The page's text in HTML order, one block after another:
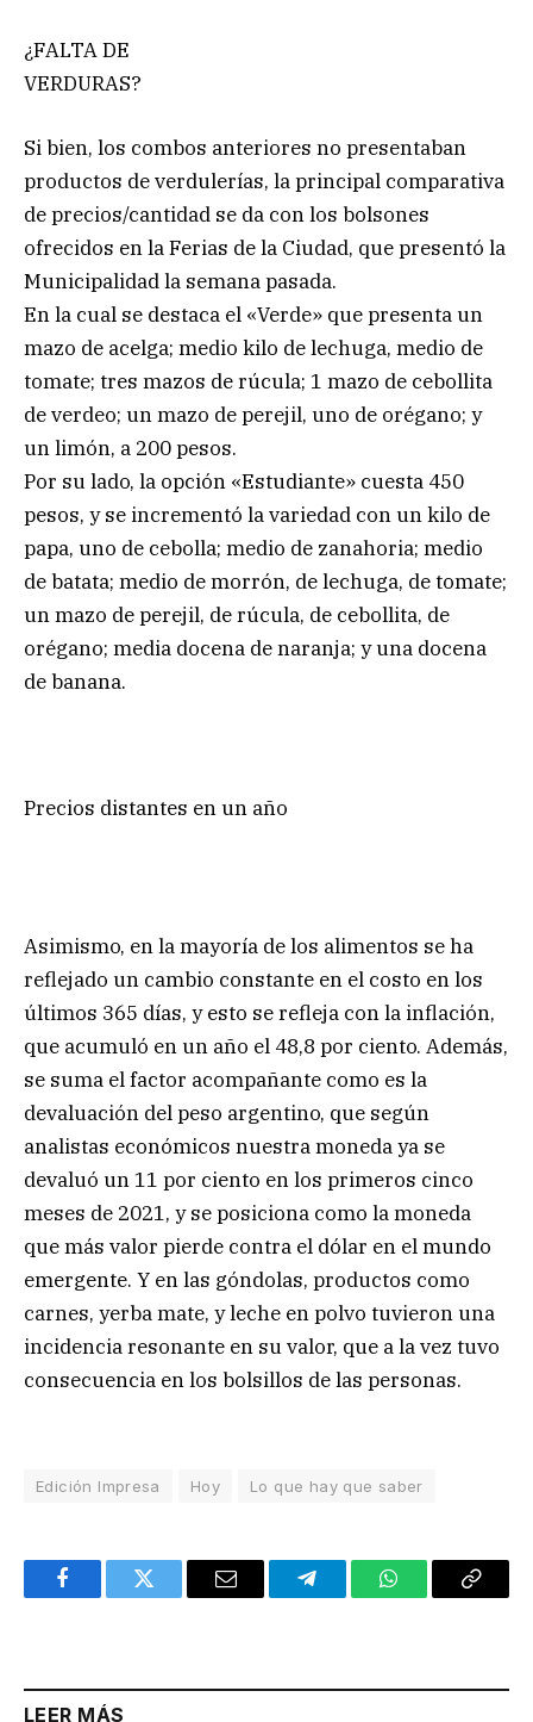
¿FALTA DE
VERDURAS?
Si bien, los combos anteriores no presentaban
productos de verdulerías, la principal comparativa
de precios/cantidad se da con los bolsones
ofrecidos en la Ferias de la Ciudad, que presentó la
Municipalidad la semana pasada.
En la cual se destaca el «Verde» que presenta un
mazo de acelga; medio kilo de lechuga, medio de
tomate; tres mazos de rúcula; 1 mazo de cebollita
de verdeo; un mazo de perejil, uno de orégano; y
un limón, a 200 pesos.
Por su lado, la opción «Estudiante» cuesta 450
pesos, y se incrementó la variedad con un kilo de
papa, uno de cebolla; medio de zanahoria; medio
de batata; medio de morrón, de lechuga, de tomate;
un mazo de perejil, de rúcula, de cebollita, de
orégano; media docena de naranja; y una docena
de banana.
Precios distantes en un año
Asimismo, en la mayoría de los alimentos se ha
reflejado un cambio constante en el costo en los
últimos 365 días, y esto se refleja con la inflación,
que acumuló en un año el 48,8 por ciento. Además,
se suma el factor acompañante como es la
devaluación del peso argentino, que según
analistas económicos nuestra moneda ya se
devaluó un 11 por ciento en los primeros cinco
meses de 2021, y se posiciona como la moneda
que más valor pierde contra el dólar en el mundo
emergente. Y en las góndolas, productos como
carnes, yerba mate, y leche en polvo tuvieron una
incidencia resonante en su valor, que a la vez tuvo
consecuencia en los bolsillos de las personas.
Edición Impresa Hoy Lo que hay que saber
FacebookTwitter Email TelegramWhatsAppCopy
LEER MÁS